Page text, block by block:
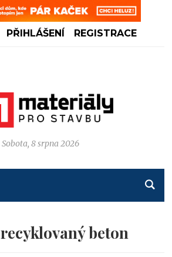
PŘIHLÁŠENÍ REGISTRACE
Sobota, 8 srpna 2026
recyklovaný beton